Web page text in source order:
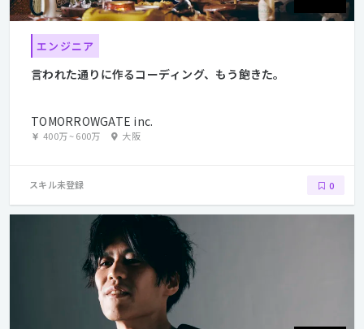
エンジニア
言われた通りに作るコーディング、もう飽きた。
TOMORROWGATE inc.
400万~600万 大阪
スキル未登録 0